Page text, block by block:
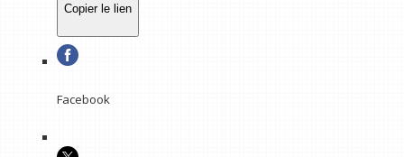
Copier le lien
Facebook